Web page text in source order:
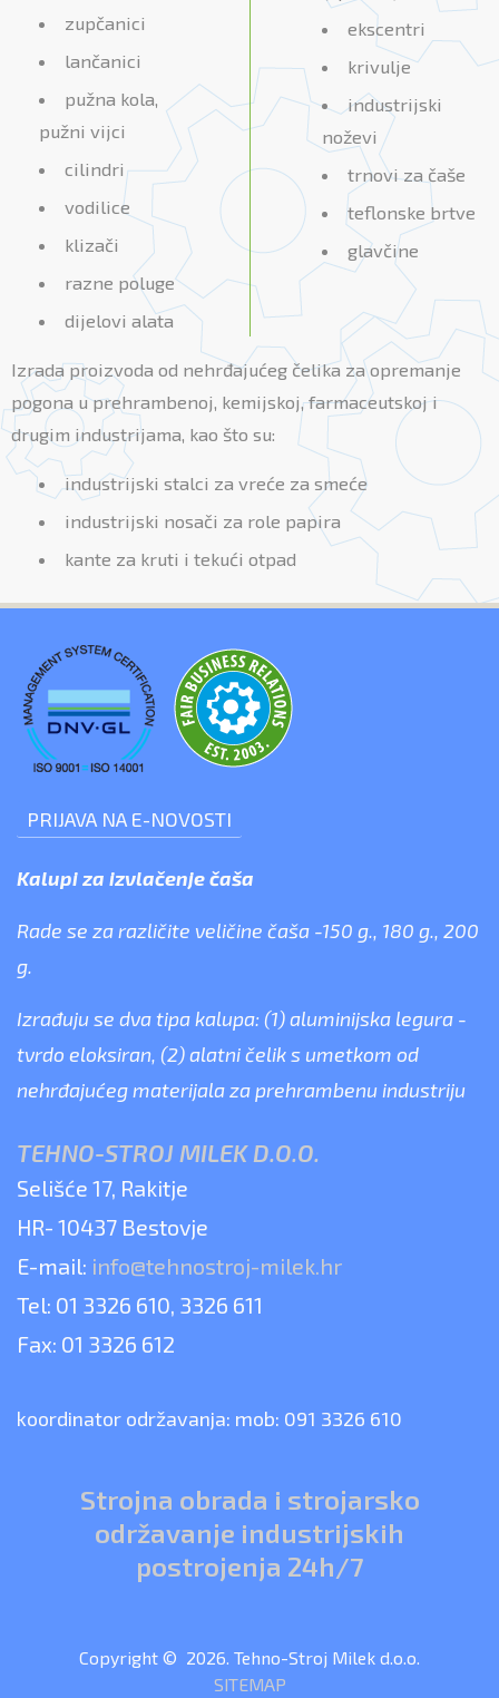
zupčanici
lančanici
pužna kola,
pužni vijci
cilindri
vodilice
klizači
razne poluge
dijelovi alata
ekscentri
krivulje
industrijski
noževi
trnovi za čaše
teflonske brtve
glavčine
Izrada proizvoda od nehrđajućeg čelika za opremanje
pogona u prehrambenoj, kemijskoj, farmaceutskoj i
drugim industrijama, kao što su:
industrijski stalci za vreće za smeće
industrijski nosači za role papira
kante za kruti i tekući otpad
PRIJAVA NA E-NOVOSTI
Kalupi za izvlačenje čaša
Rade se za različite veličine čaša -150 g., 180 g., 200
g.
Izrađuju se dva tipa kalupa: (1) aluminijska legura -
tvrdo eloksiran, (2) alatni čelik s umetkom od
nehrđajućeg materijala za prehrambenu industriju
TEHNO-STROJ MILEK D.O.O.
Selišće 17, Rakitje
HR- 10437 Bestovje
E-mail: info@tehnostroj-milek.hr
Tel: 01 3326 610, 3326 611
Fax: 01 3326 612
koordinator održavanja: mob: 091 3326 610
Strojna obrada i strojarsko
održavanje industrijskih
postrojenja 24h/7
Copyright © 2026. Tehno-Stroj Milek d.o.o.
SITEMAP